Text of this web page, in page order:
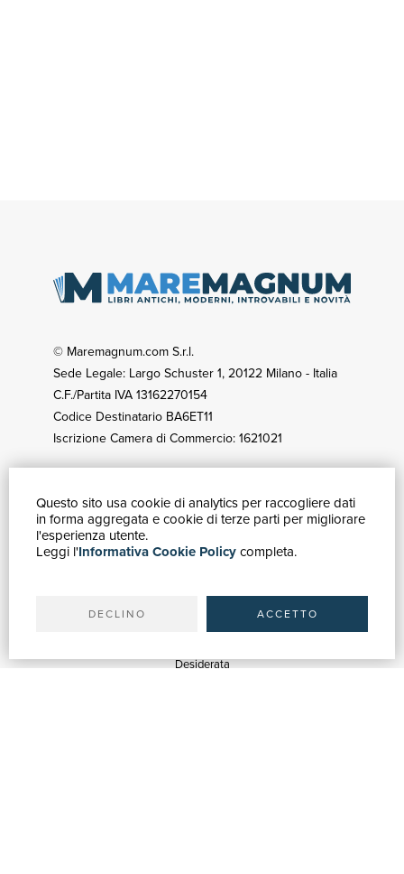
Questo sito usa cookie di analytics per raccogliere dati
in forma aggregata e cookie di terze parti per migliorare
l'esperienza utente.
Leggi l'Informativa Cookie Policycompleta.
DECLINO ACCETTO
© Maremagnum.com S.r.l.
Sede Legale: Largo Schuster 1, 20122 Milano - Italia
C.F./Partita IVA 13162270154
Codice Destinatario BA6ET11
Iscrizione Camera di Commercio: 1621021
GUIDA ACQUISTI
Ricerca avanzata
Spedizioni
Desiderata